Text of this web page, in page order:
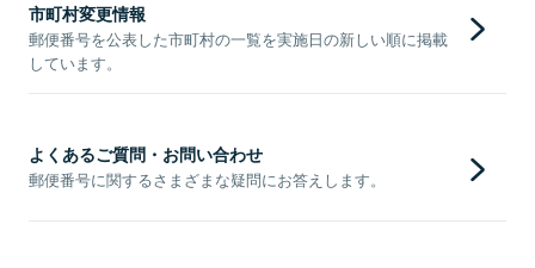
市町村変更情報
郵便番号を公表した市町村の一覧を実施日の新しい順に掲載
しています。
よくあるご質問・お問い合わせ
郵便番号に関するさまざまな疑問にお答えします。